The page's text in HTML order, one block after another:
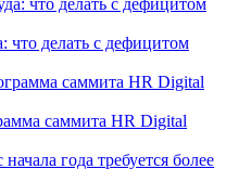
делать с дефицитом
саммита HR Digital